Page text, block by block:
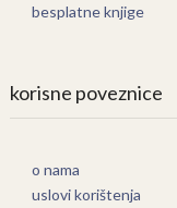
besplatne knjige
korisne poveznice
o nama
uslovi korištenja